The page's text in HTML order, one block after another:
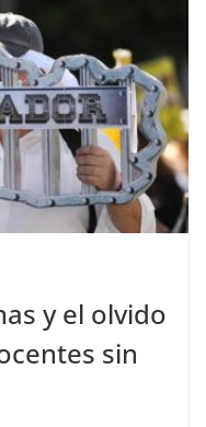
y el olvido
sin